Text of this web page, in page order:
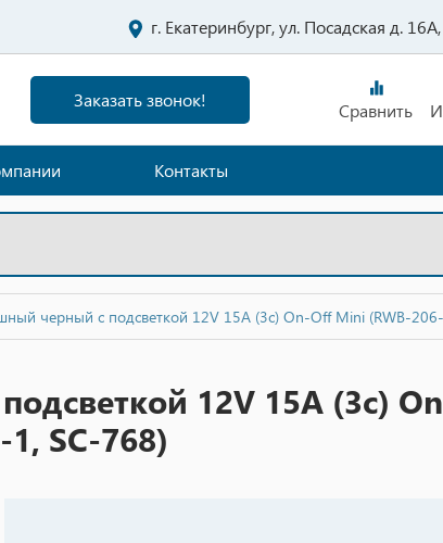
г. Екатеринбург, ул. Посадская д.
Заказать звонок! Сравнить
Контакты
черный с подсветкой 12V 15A (3c) On-Off Mini (RWB-
12V 15A (3c)
1, SC-768)